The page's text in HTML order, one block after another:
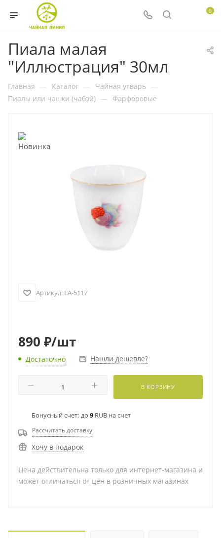
0
Пиала малая
"Иллюстрация" 30мл
Главная — Каталог — Чайная утварь —
Пиалы или чашки (чабэй) — Фарфоровые
Артикул: EA-5117
890 ₽/шт
Достаточно Нашли дешевле?
В КОРЗИНУ
Бонусный счет: до 9 RUB на счет
Рассчитать доставку
Хочу в подарок
Цена действительна только для интернет-магазина и
может отличаться от цен в розничных магазинах